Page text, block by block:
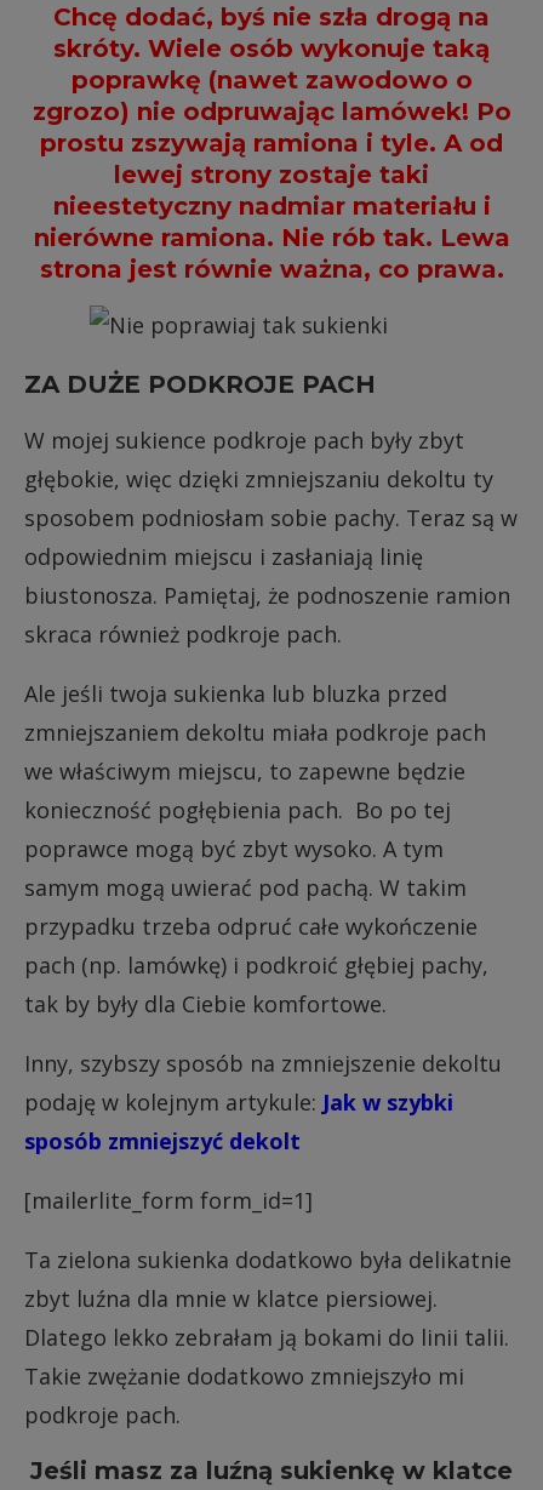
Chcę dodać, byś nie szła drogą na
skróty. Wiele osób wykonuje taką
poprawkę (nawet zawodowo o
zgrozo) nie odpruwając lamówek! Po
prostu zszywają ramiona i tyle. A od
lewej strony zostaje taki
nieestetyczny nadmiar materiału i
nierówne ramiona. Nie rób tak. Lewa
strona jest równie ważna, co prawa.
ZA DUŻE PODKROJE PACH
W mojej sukience podkroje pach były zbyt
głębokie, więc dzięki zmniejszaniu dekoltu ty
sposobem podniosłam sobie pachy. Teraz są w
odpowiednim miejscu i zasłaniają linię
biustonosza. Pamiętaj, że podnoszenie ramion
skraca również podkroje pach.
Ale jeśli twoja sukienka lub bluzka przed
zmniejszaniem dekoltu miała podkroje pach
we właściwym miejscu, to zapewne będzie
konieczność pogłębienia pach. Bo po tej
poprawce mogą być zbyt wysoko. A tym
samym mogą uwierać pod pachą. W takim
przypadku trzeba odpruć całe wykończenie
pach (np. lamówkę) i podkroić głębiej pachy,
tak by były dla Ciebie komfortowe.
Inny, szybszy sposób na zmniejszenie dekoltu
podaję w kolejnym artykule: Jak w szybki
sposób zmniejszyć dekolt
[mailerlite_form form_id=1]
Ta zielona sukienka dodatkowo była delikatnie
zbyt luźna dla mnie w klatce piersiowej.
Dlatego lekko zebrałam ją bokami do linii talii.
Takie zwężanie dodatkowo zmniejszyło mi
podkroje pach.
Jeśli masz za luźną sukienkę w klatce